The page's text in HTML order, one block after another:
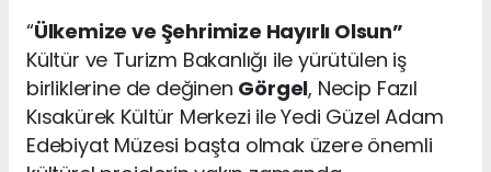
“Ülkemize ve Şehrimize Hayırlı Olsun”
Kültür ve Turizm Bakanlığı ile yürütülen iş
birliklerine de değinen Görgel, Necip Fazıl
Kısakürek Kültür Merkezi ile Yedi Güzel Adam
Edebiyat Müzesi başta olmak üzere önemli